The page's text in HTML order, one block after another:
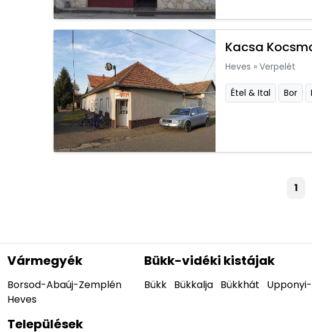
Kacsa
Heves » Verpelét
Étel & Ital Bor
1
Vármegyék
Borsod-Abaúj-Zemplén
Heves
Bükk-vidéki kistájak
Bükk Bükkalja Bükkhát
Települések